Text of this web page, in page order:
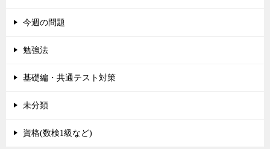
今週の問題
勉強法
基礎編・共通テスト対策
未分類
資格(数検1級など)